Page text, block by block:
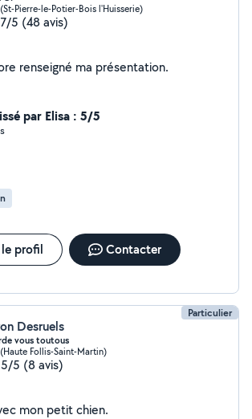
Pierre-le-Potier-Bois l'Huisserie)
5 (48 avis)
Je n'ai pas encore renseigné ma présentation.
par Elisa : 5/5
profil Contacter
Particulier
Desruels
vous toutous
Follis-Saint-Martin)
5 (8 avis)
mon petit chien.